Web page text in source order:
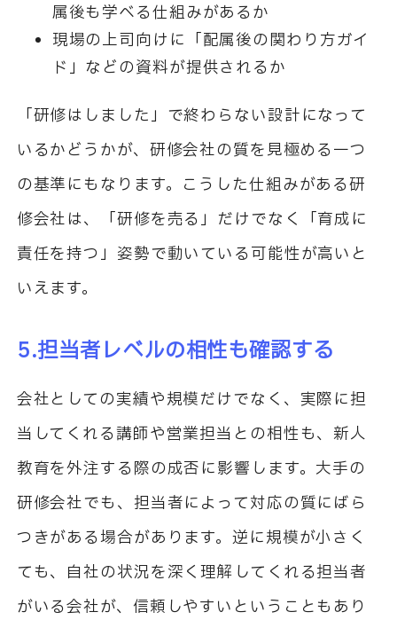
属後も学べる仕組みがあるか
現場の上司向けに「配属後の関わり方ガイ
ド」などの資料が提供されるか
「研修はしました」で終わらない設計になって
いるかどうかが、研修会社の質を見極める一つ
の基準にもなります。こうした仕組みがある研
修会社は、「研修を売る」だけでなく「育成に
責任を持つ」姿勢で動いている可能性が高いと
いえます。
5.担当者レベルの相性も確認する
会社としての実績や規模だけでなく、実際に担
当してくれる講師や営業担当との相性も、新人
教育を外注する際の成否に影響します。大手の
研修会社でも、担当者によって対応の質にばら
つきがある場合があります。逆に規模が小さく
ても、自社の状況を深く理解してくれる担当者
がいる会社が、信頼しやすいということもあり